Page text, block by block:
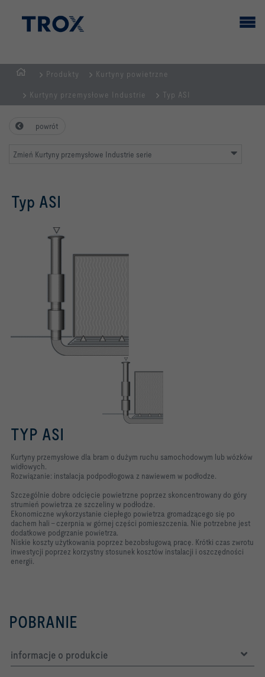
GŁÓWNA
Produkty Kurtyny powietrzne
Kurtyny przemysłowe Industrie Typ ASI
powrót
Zmień Kurtyny przemysłowe Industrie serie
Typ ASI
TYP ASI
Kurtyny przemysłowe dla bram o dużym ruchu samochodowym lub wózków
widłowych.
Rozwiązanie: instalacja podpodłogowa z nawiewem w podłodze.
Szczególnie dobre odcięcie powietrzne poprzez skoncentrowany do góry
strumień powietrza ze szczeliny w podłodze.
Ekonomiczne wykorzystanie ciepłego powietrza gromadzącego się po
dachem hali – czerpnia w górnej części pomieszczenia. Nie potrzebne jest
dodatkowe podgrzanie powietrza.
Niskie koszty użytkowania poprzez bezobsługową pracę. Krótki czas zwrotu
inwestycji poprzez korzystny stosunek kosztów instalacji i oszczędności
energii.
POBRANIE
informacje o produkcie